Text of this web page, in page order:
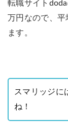
転職サイト
万円なので、
ます。
スマリッジに
ね！